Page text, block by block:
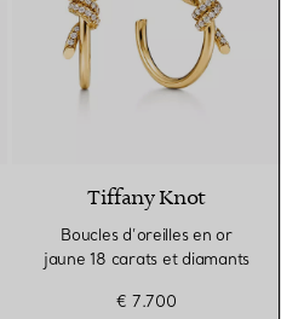
Tiffany Knot
Boucles d’oreilles en or
jaune 18 carats et diamants
€ 7.700